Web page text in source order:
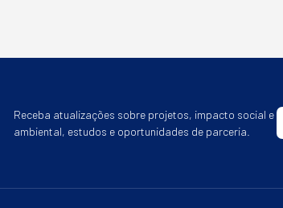
Receba atualizações sobre projetos, impacto social e
ambiental, estudos e oportunidades de parceria.